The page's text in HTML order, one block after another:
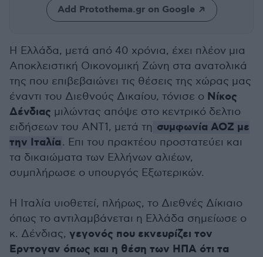
Add Protothema.gr on Google
Η Ελλάδα, μετά από 40 χρόνια, έχει πλέον μια
Αποκλειστική Οικονομική Ζώνη στα ανατολικά
της που επιβεβαιώνει τις θέσεις της χώρας μας
έναντι του Διεθνούς Δικαίου, τόνισε ο Νίκος
Δένδιας μιλώντας απόψε στο κεντρικό δελτιο
ειδήσεων του ΑΝΤ1, μετά τη συμφωνία ΑΟΖ με
την Ιταλία. Επι του πρακτέου προστατεύει και
τα δικαιώματα των Ελλήνων αλιέων,
συμπλήρωσε ο υπουργός Εξωτερικών.
Η Ιταλία υιοθετεί, πλήρως, το Διεθνές Δίκιαιο
όπως το αντιλαμβάνεται η Ελλάδα σημείωσε ο
κ. Δένδιας, γεγονός που εκνευρίζει τον
Ερντογαν όπως και η θέση των ΗΠΑ ότι τα